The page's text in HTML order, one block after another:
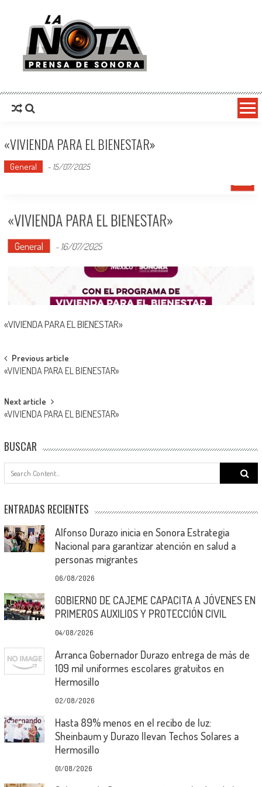
La Nota Prensa De Sonora
«VIVIENDA PARA EL BIENESTAR»
General - 15/07/2025
«VIVIENDA PARA EL BIENESTAR»
Post
navigation
Previous article
«VIVIENDA PARA EL BIENESTAR»
Next article
«VIVIENDA PARA EL BIENESTAR»
BUSCAR
Search
for:
ENTRADAS RECIENTES
Alfonso Durazo inicia en Sonora Estrategia
Nacional para garantizar atención en salud a
personas migrantes
06/08/2026
GOBIERNO DE CAJEME CAPACITA A JÓVENES EN
PRIMEROS AUXILIOS Y PROTECCIÓN CIVIL
04/08/2026
Arranca Gobernador Durazo entrega de más de
109 mil uniformes escolares gratuitos en
Hermosillo
02/08/2026
Hasta 89% menos en el recibo de luz:
Sheinbaum y Durazo llevan Techos Solares a
Hermosillo
01/08/2026